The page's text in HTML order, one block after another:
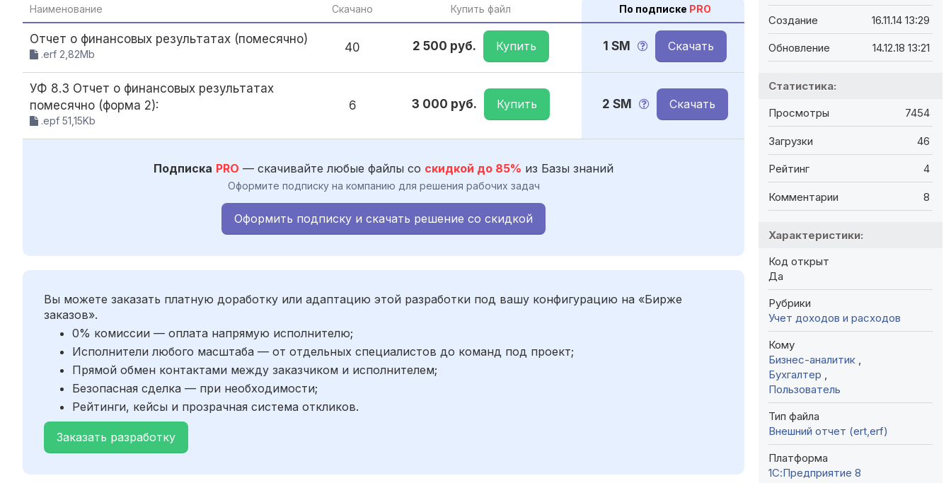
Наименование Скачано Купить файл По подписке PRO
Отчет о финансовых результатах (помесячно)
.erf 2,82Mb 40 2 500 руб. Купить 1 SM Скачать
УФ 8.3 Отчет о финансовых результатах
помесячно (форма 2):
.epf 51,15Kb
6 3 000 руб. Купить 2 SM Скачать
Подписка PRO — скачивайте любые файлы со скидкой до 85% из Базы знаний
Оформите подписку на компанию для решения рабочих задач
Оформить подписку и скачать решение со скидкой
Вы можете заказать платную доработку или адаптацию этой разработки под вашу конфигурацию на «Бирже
заказов».
0% комиссии — оплата напрямую исполнителю;
Исполнители любого масштаба — от отдельных специалистов до команд под проект;
Прямой обмен контактами между заказчиком и исполнителем;
Безопасная сделка — при необходимости;
Рейтинги, кейсы и прозрачная система откликов.
Заказать разработку
Создание 16.11.14 13:29
Обновление 14.12.18 13:21
Статистика:
Просмотры 7454
Загрузки 46
Рейтинг 4
Комментарии 8
Характеристики:
Код открыт
Да
Рубрики
Учет доходов и расходов
Кому
Бизнес-аналитик
Бухгалтер
Пользователь
Тип файла
Внешний отчет (ert,erf)
Платформа
1С:Предприятие 8